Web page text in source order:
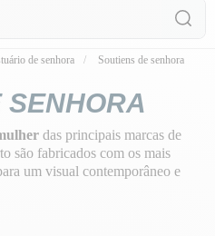
de senhora Soutiens de senhora
SENHORA
das principais marcas de
são fabricados com os mais
um visual contemporâneo e
para